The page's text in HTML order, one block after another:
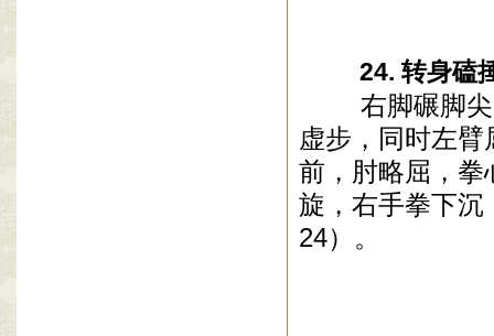
24. 转身磕
右脚碾脚尖，
虚步，同时左
前，肘略屈，拳
旋，右手拳下沉
24）。